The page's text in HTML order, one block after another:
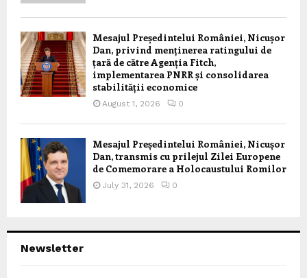
Mesajul Președintelui României, Nicușor
Dan, privind menținerea ratingului de
țară de către Agenția Fitch,
implementarea PNRR și consolidarea
stabilității economice
August 1, 2026 0
Mesajul Președintelui României, Nicușor
Dan, transmis cu prilejul Zilei Europene
de Comemorare a Holocaustului Romilor
July 31, 2026 0
Newsletter